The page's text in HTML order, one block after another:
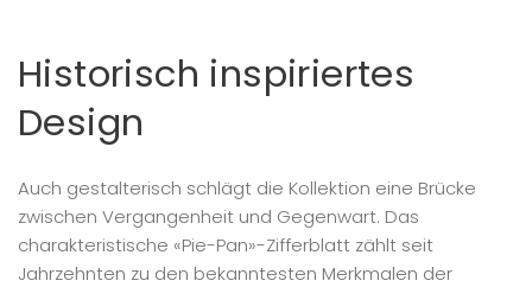
Historisch inspiriertes
Design
Auch gestalterisch schlägt die Kollektion eine Brücke
zwischen Vergangenheit und Gegenwart. Das
charakteristische «Pie-Pan»-Zifferblatt zählt seit
Jahrzehnten zu den bekanntesten Merkmalen der